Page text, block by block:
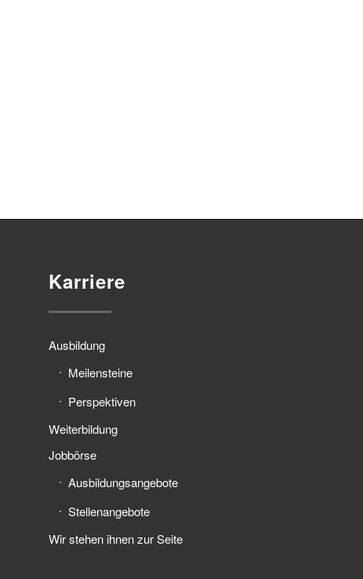
Karriere
Ausbildung
Meilensteine
Perspektiven
Weiterbildung
Jobbörse
Ausbildungsangebote
Stellenangebote
Wir stehen ihnen zur Seite